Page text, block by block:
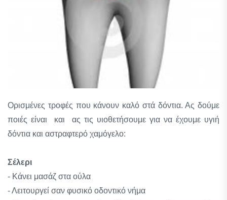
Ορισμένες τροφές που κάνουν καλό στά δόντια. Ας δούμε
ποιές είναι και ας τις υιοθετήσουμε για να έχουμε υγιή
δόντια και αστραφτερό χαμόγελο:
Σέλερι
- Κάνει μασάζ στα ούλα
- Λειτουργεί σαν φυσικό οδοντικό νήμα